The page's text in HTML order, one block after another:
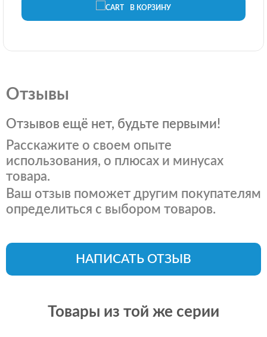
В КОРЗИНУ
Отзывы
Отзывов ещё нет, будьте первыми!
Расскажите о своем опыте
использования, о плюсах и минусах
товара.
Ваш отзыв поможет другим покупателям
определиться с выбором товаров.
НАПИСАТЬ ОТЗЫВ
Товары из той же серии